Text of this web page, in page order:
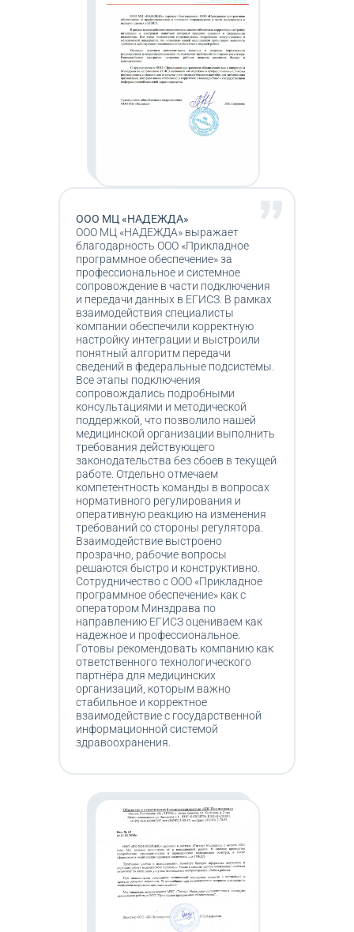
ООО МЦ «НАДЕЖДА»
ООО МЦ «НАДЕЖДА» выражает
благодарность ООО «Прикладное
программное обеспечение» за
профессиональное и системное
сопровождение в части подключения
и передачи данных в ЕГИСЗ. В рамках
взаимодействия специалисты
компании обеспечили корректную
настройку интеграции и выстроили
понятный алгоритм передачи
сведений в федеральные подсистемы.
Все этапы подключения
сопровождались подробными
консультациями и методической
поддержкой, что позволило нашей
медицинской организации выполнить
требования действующего
законодательства без сбоев в текущей
работе. Отдельно отмечаем
компетентность команды в вопросах
нормативного регулирования и
оперативную реакцию на изменения
требований со стороны регулятора.
Взаимодействие выстроено
прозрачно, рабочие вопросы
решаются быстро и конструктивно.
Сотрудничество с ООО «Прикладное
программное обеспечение» как с
оператором Минздрава по
направлению ЕГИСЗ оцениваем как
надежное и профессиональное.
Готовы рекомендовать компанию как
ответственного технологического
партнёра для медицинских
организаций, которым важно
стабильное и корректное
взаимодействие с государственной
информационной системой
здравоохранения.